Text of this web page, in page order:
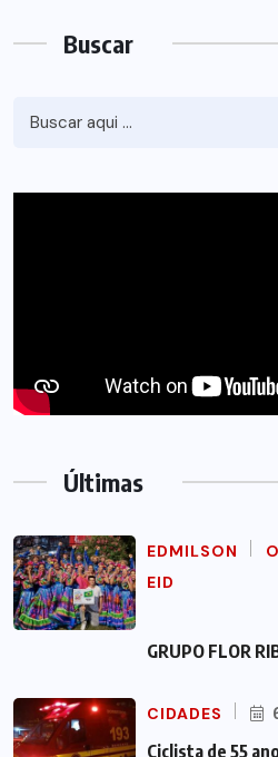
Buscar
Últimas
EDMILSON
EID
GRUPO FLOR
CIDADES
Ciclista de 55